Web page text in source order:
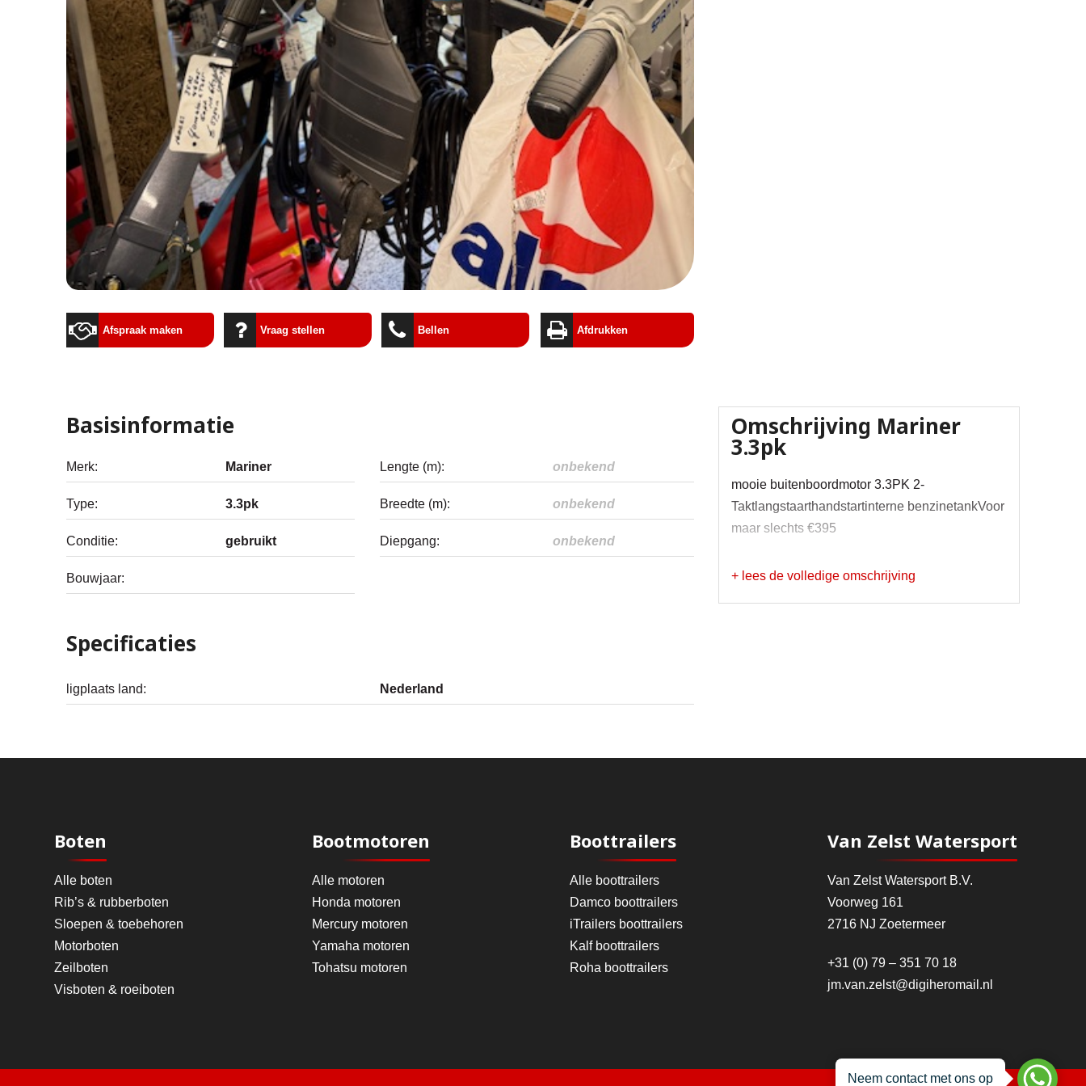
Afspraak maken Vraag stellen Bellen Afdrukken
Omschrijving Mariner
3.3pk
mooie buitenboordmotor 3.3PK 2-
Taktlangstaarthandstartinterne benzinetankVoor
maar slechts €395
+ lees de volledige omschrijving
Basisinformatie
Merk: Mariner Lengte (m): onbekend
Type: 3.3pk Breedte (m): onbekend
Conditie: gebruikt Diepgang: onbekend
Bouwjaar:
Specificaties
ligplaats land: Nederland
Boten
Alle boten
Rib’s & rubberboten
Sloepen & toebehoren
Motorboten
Zeilboten
Visboten & roeiboten
Bootmotoren
Alle motoren
Honda motoren
Mercury motoren
Yamaha motoren
Tohatsu motoren
Boottrailers
Alle boottrailers
Damco boottrailers
iTrailers boottrailers
Kalf boottrailers
Roha boottrailers
Van Zelst Watersport
Van Zelst Watersport B.V.
Voorweg 161
2716 NJ Zoetermeer
+31 (0) 79 – 351 70 18
jm.van.zelst@digiheromail.nl
Neem contact met ons op